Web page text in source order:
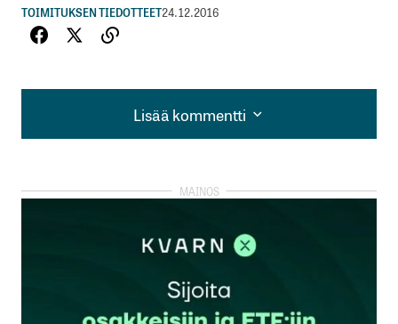
TOIMITUKSEN TIEDOTTEET24.12.2016
Lisää kommentti
Lisää kommentti
kirjautua
rekisteröityä